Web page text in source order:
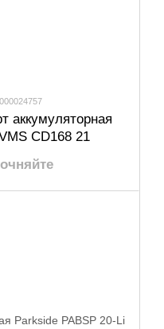
аккумуляторная
CD168 21